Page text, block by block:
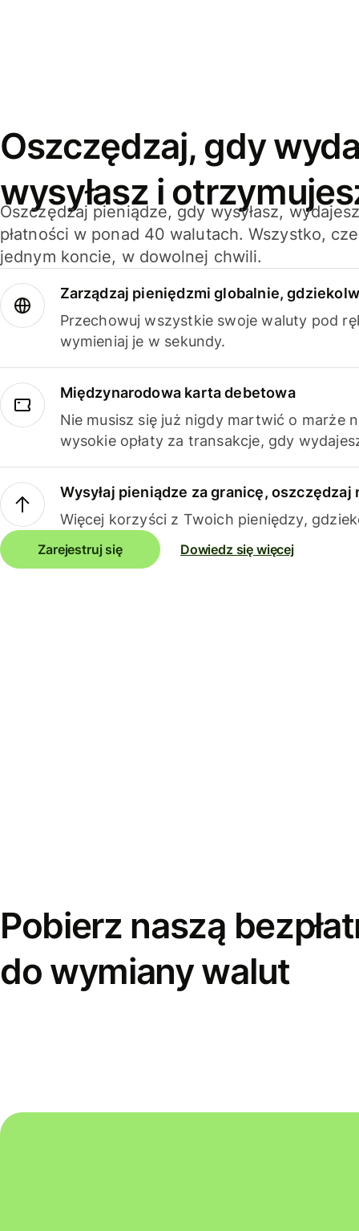
Oszczędzaj, gdy
wysyłasz i
Oszczędzaj pieniądze, gdy wysyłasz,
płatności w ponad 40 walutach. Wszystko,
jednym koncie, w dowolnej chwili.
Zarządzaj pieniędzmi globalnie,
Przechowuj wszystkie swoje waluty pod
wymieniaj je w sekundy.
Międzynarodowa karta debetowa
Nie musisz się już nigdy martwić o marże
wysokie opłaty za transakcje, gdy
Wysyłaj pieniądze za granicę, oszczędzaj
Więcej korzyści z Twoich pieniędzy,
Zarejestruj się Dowiedz się więcej
Pobierz naszą
do wymiany walut